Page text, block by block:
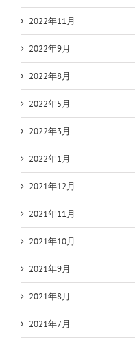
2022年11月
2022年9月
2022年8月
2022年5月
2022年3月
2022年1月
2021年12月
2021年11月
2021年10月
2021年9月
2021年8月
2021年7月